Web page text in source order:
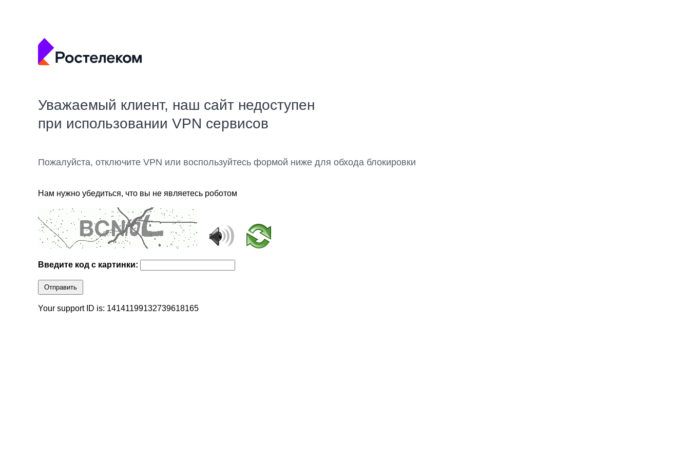
Уважаемый клиент, наш сайт недоступен
при использовании VPN сервисов
Пожалуйста, отключите VPN или воспользуйтесь формой ниже для обхода блокировки
Нам нужно убедиться, что вы не являетесь роботом
Введите код с картинки:
Отправить
Your support ID is: 14141199132739618165